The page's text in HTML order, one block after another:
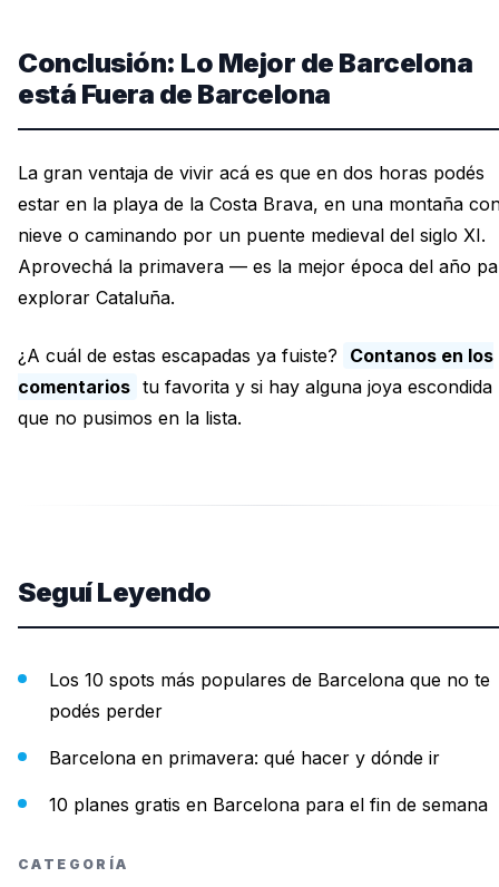
Conclusión: Lo Mejor de Barcelona
está Fuera de Barcelona
La gran ventaja de vivir acá es que en dos horas podés
estar en la playa de la Costa Brava, en una montaña
nieve o caminando por un puente medieval del siglo XI.
Aprovechá la primavera — es la mejor época del año
explorar Cataluña.
¿A cuál de estas escapadas ya fuiste?
Contanos en los
comentarios tu favorita y si hay alguna joya escondida
que no pusimos en la lista.
Seguí Leyendo
Los 10 spots más populares de Barcelona que no te
podés perder
Barcelona en primavera: qué hacer y dónde ir
10 planes gratis en Barcelona para el fin de semana
CATEGORÍA